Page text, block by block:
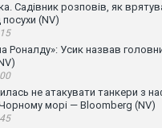
Садівник розповів, як
(NV)
Роналду»: Усик назвав
не атакувати танкери з
морі — Bloomberg (NV)